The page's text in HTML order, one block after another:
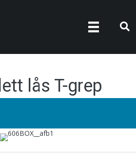
lås T-grep